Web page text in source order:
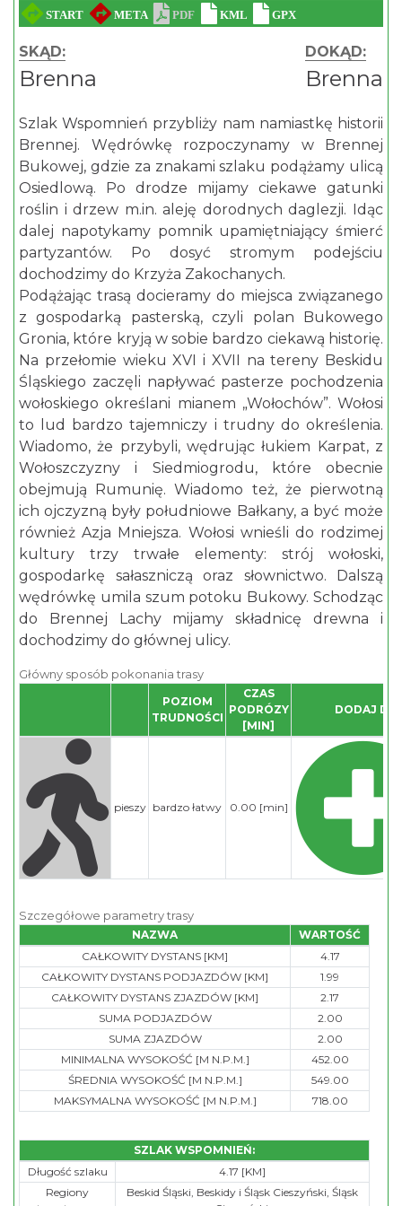
SKĄD:
Brenna
DOKĄD:
Brenna
Szlak Wspomnień przybliży nam namiastkę historii
Brennej. Wędrówkę rozpoczynamy w Brennej
Bukowej, gdzie za znakami szlaku podążamy ulicą
Osiedlową. Po drodze mijamy ciekawe gatunki
roślin i drzew m.in. aleję dorodnych daglezji. Idąc
dalej napotykamy pomnik upamiętniający śmierć
partyzantów. Po dosyć stromym podejściu
dochodzimy do Krzyża Zakochanych.
Podążając trasą docieramy do miejsca związanego
z gospodarką pasterską, czyli polan Bukowego
Gronia, które kryją w sobie bardzo ciekawą historię.
Na przełomie wieku XVI i XVII na tereny Beskidu
Śląskiego zaczęli napływać pasterze pochodzenia
wołoskiego określani mianem „Wołochów”. Wołosi
to lud bardzo tajemniczy i trudny do określenia.
Wiadomo, że przybyli, wędrując łukiem Karpat, z
Wołoszczyzny i Siedmiogrodu, które obecnie
obejmują Rumunię. Wiadomo też, że pierwotną
ich ojczyzną były południowe Bałkany, a być może
również Azja Mniejsza. Wołosi wnieśli do rodzimej
kultury trzy trwałe elementy: strój wołoski,
gospodarkę sałaszniczą oraz słownictwo. Dalszą
wędrówkę umila szum potoku Bukowy. Schodząc
do Brennej Lachy mijamy składnicę drewna i
dochodzimy do głównej ulicy.
Główny sposób pokonania trasy
POZIOM
TRUDNOŚCI
CZAS
PODRÓZY
[MIN]
DODAJ DO
pieszy bardzo łatwy 0.00 [min]
Szczegółowe parametry trasy
NAZWA
WARTOŚĆ
CAŁKOWITY DYSTANS [KM]
4.17
CAŁKOWITY DYSTANS PODJAZDÓW [KM]
1.99
CAŁKOWITY DYSTANS ZJAZDÓW [KM]
2.17
SUMA PODJAZDÓW
2.00
SUMA ZJAZDÓW
2.00
MINIMALNA WYSOKOŚĆ [M N.P.M.]
452.00
ŚREDNIA WYSOKOŚĆ [M N.P.M.]
549.00
MAKSYMALNA WYSOKOŚĆ [M N.P.M.]
718.00
SZLAK WSPOMNIEŃ:
Długość szlaku
4.17 [KM]
Regiony
Beskid Śląski, Beskidy i Śląsk Cieszyński, Śląsk